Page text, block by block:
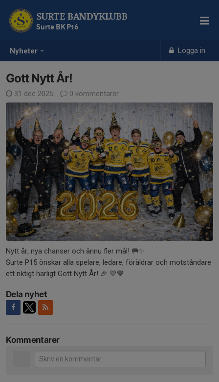
Nyheter Logga in
SURTE BANDYKLUBB
Surte BK P16
Gott Nytt År!
31 dec 2025 0 kommentarer
Nytt år, nya chanser och ännu fler mål! 🥅✨
Surte P15 önskar alla spelare, ledare, föräldrar och motståndare
ett riktigt härligt Gott Nytt År! 🎉 💛💙
Dela nyhet
Kommentarer